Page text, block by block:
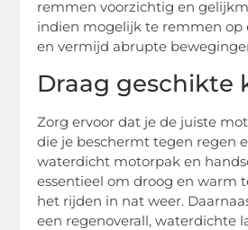
remmen voorzichtig en
indien mogelijk te remmen op
en vermijd abrupte
Draag geschikte
Zorg ervoor dat je de juiste
die je beschermt tegen regen
waterdicht motorpak en
essentieel om droog en warm
het rijden in nat weer.
een regenoverall, waterdichte